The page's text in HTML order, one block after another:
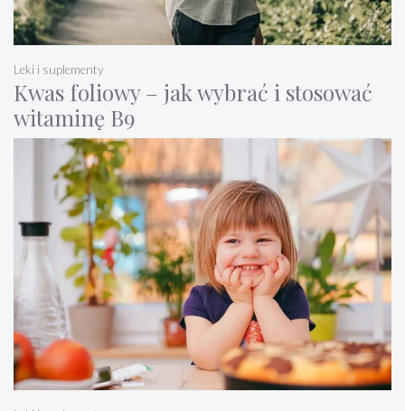
Kwas foliowy – jak wybrać i stosować
witaminę B9
Leki i suplementy